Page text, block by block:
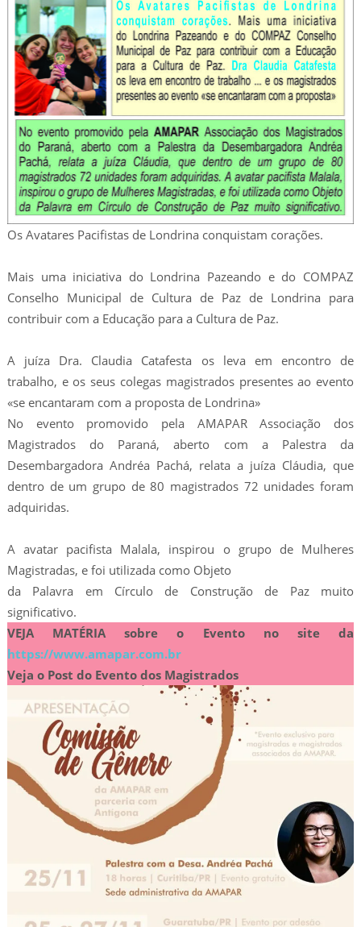
Os Avatares Pacifistas de Londrina conquistam corações.
Mais uma iniciativa do Londrina Pazeando e do COMPAZ
Conselho Municipal de Cultura de Paz de Londrina para
contribuir com a Educação para a Cultura de Paz.
A juíza Dra. Claudia Catafesta os leva em encontro de
trabalho, e os seus colegas magistrados presentes ao evento
«se encantaram com a proposta de Londrina»
No evento promovido pela AMAPAR Associação dos
Magistrados do Paraná, aberto com a Palestra da
Desembargadora Andréa Pachá, relata a juíza Cláudia, que
dentro de um grupo de 80 magistrados 72 unidades foram
adquiridas.
A avatar pacifista Malala, inspirou o grupo de Mulheres
Magistradas, e foi utilizada como Objeto
da Palavra em Círculo de Construção de Paz muito
significativo.
VEJA MATÉRIA sobre o Evento no site da
https://www.amapar.com.br
Veja o Post do Evento dos Magistrados